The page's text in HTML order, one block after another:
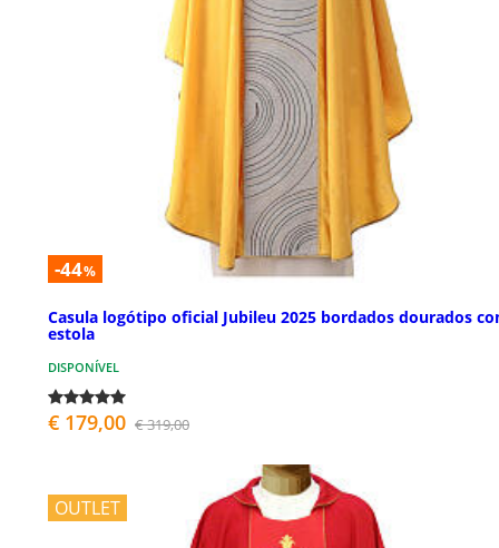
-44%
Casula logótipo oficial Jubileu 2025 bordados dourados
estola
DISPONÍVEL
€ 179,00 € 319,00
OUTLET